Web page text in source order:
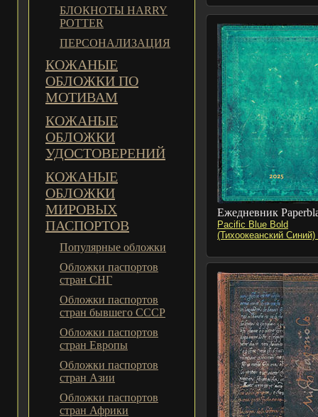
БЛОКНОТЫ HARRY
POTTER
ПЕРСОНАЛИЗАЦИЯ
КОЖАНЫЕ
ОБЛОЖКИ ПО
МОТИВАМ
КОЖАНЫЕ
ОБЛОЖКИ
УДОСТОВЕРЕНИЙ
КОЖАНЫЕ
ОБЛОЖКИ
МИРОВЫХ
ПАСПОРТОВ
Популярные обложки
Обложки паспортов
стран СНГ
Обложки паспортов
стран бывшего СССР
Обложки паспортов
стран Европы
Обложки паспортов
стран Азии
Обложки паспортов
стран Африки
Ежедневник
Pacific Blue Bold
(Тихоокеанский Синий)